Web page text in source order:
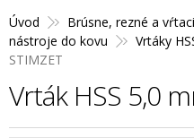
Úvod Brúsne, rezné a
nástroje do kovu
Vrtáky
STIMZET
Vrták HSS 5,0